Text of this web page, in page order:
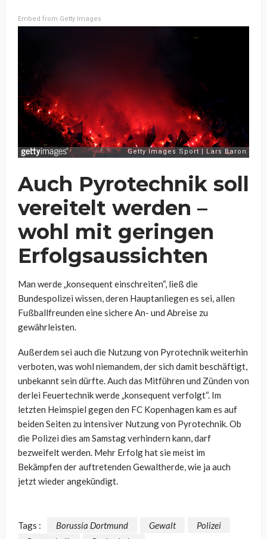
Embed from Getty Images
Auch Pyrotechnik soll
vereitelt werden –
wohl mit geringen
Erfolgsaussichten
Man werde „konsequent einschreiten“, ließ die
Bundespolizei wissen, deren Hauptanliegen es sei, allen
Fußballfreunden eine sichere An- und Abreise zu
gewährleisten.
Außerdem sei auch die Nutzung von Pyrotechnik weiterhin
verboten, was wohl niemandem, der sich damit beschäftigt,
unbekannt sein dürfte. Auch das Mitführen und Zünden von
derlei Feuertechnik werde „konsequent verfolgt“. Im
letzten Heimspiel gegen den FC Kopenhagen kam es auf
beiden Seiten zu intensiver Nutzung von Pyrotechnik. Ob
die Polizei dies am Samstag verhindern kann, darf
bezweifelt werden. Mehr Erfolg hat sie meist im
Bekämpfen der auftretenden Gewaltherde, wie ja auch
jetzt wieder angekündigt.
Tags : Borussia Dortmund Gewalt
Polizei